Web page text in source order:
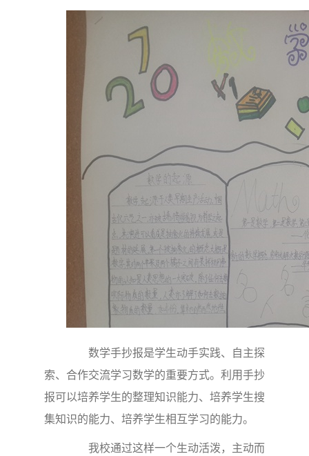
数学手抄报是学生动手实践、自主探
索、合作交流学习数学的重要方式。利用手抄
报可以培养学生的整理知识能力、培养学生搜
集知识的能力、培养学生相互学习的能力。
我校通过这样一个生动活泼，主动而